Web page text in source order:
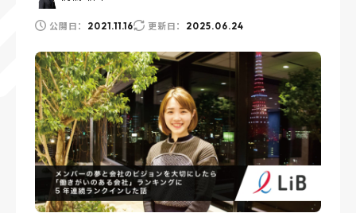
公開日： 2021.11.16 更新日： 2025.06.24